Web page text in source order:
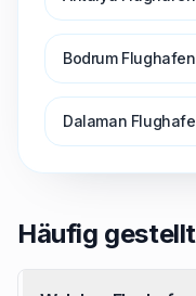
Bodrum
Dalaman
Häufig